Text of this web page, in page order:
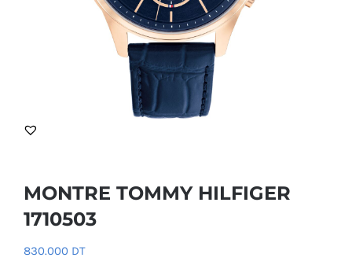
MONTRE TOMMY HILFIGER
1710503
830.000 DT